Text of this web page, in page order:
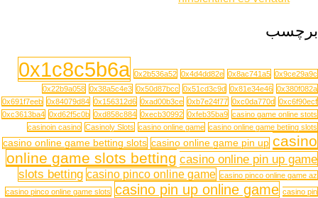
برچسب
0x1c8c5b6a 0x2b536a52 0x4d4dd82e 0x8ac741a5 0x9ce29a9c
0x22b9a058 0x38a5c4e3 0x50d87bcc 0x51cd3c9d 0x81e34e46 0x380f082a
0x691f7eeb 0x84079d84 0x156312d6 0xad00b3ce 0xb7e24f77 0xc0da770d 0xc6f90ecf
0xc3613ba4 0xd62f5c0b 0xd858c884 0xecb30992 0xfeb35ba9 casino game online stots
casinoin casino Casinoly Slots casino online game casino online game betiing slots
casino online game betting slots casino online game pin up casino
online game slots betting casino online pin up game
slots betting casino pinco online game casino pinco online game az
casino pinco online game slots casino pin up online game casino pin